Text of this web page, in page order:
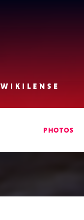
WIKILENSE
PHOTOS